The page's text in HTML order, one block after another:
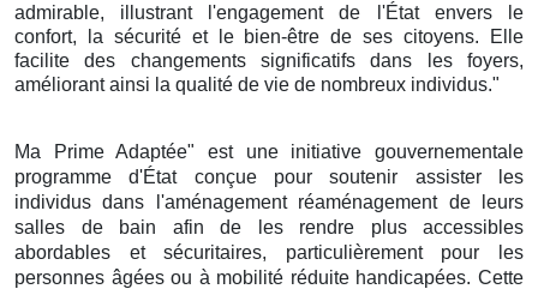
admirable, illustrant l'engagement de l'État envers le
confort, la sécurité et le bien-être de ses citoyens. Elle
facilite des changements significatifs dans les foyers,
améliorant ainsi la qualité de vie de nombreux individus."
Ma Prime Adaptée" est une initiative gouvernementale
programme d'État conçue pour soutenir assister les
individus dans l'aménagement réaménagement de leurs
salles de bain afin de les rendre plus accessibles
abordables et sécuritaires, particulièrement pour les
personnes âgées ou à mobilité réduite handicapées. Cette